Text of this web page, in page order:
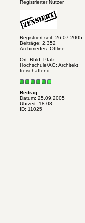
Registrierter Nutzer
Registriert seit: 26.07.2005
Beiträge: 2.352
Archimedes: Offline
Ort: Rhld.-Pfalz
Hochschule/AG: Architekt
freischaffend
Beitrag
Datum: 25.09.2005
Uhrzeit: 18:08
ID: 11025